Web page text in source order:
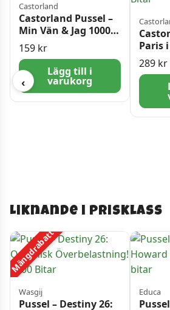
‹
Castorland
Castorland Pussel –
Min Vän & Jag 1000
bitar
159 kr
Lägg till i
varukorg
Paris
Bitar
289 kr
Liknande i prisklass
Mängdrabatt
Wasgij
Pussel – Destiny 26:
Educa